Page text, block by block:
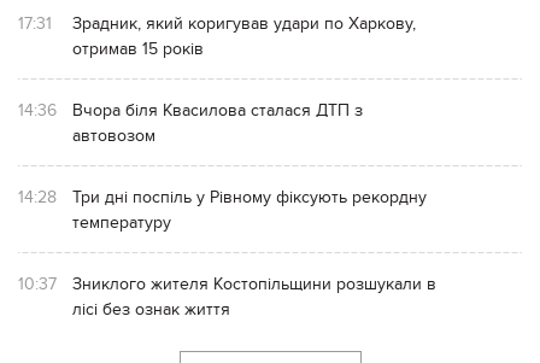
17:31
Зрадник, який коригував удари по Харкову,
отримав 15 років
14:36
Вчора біля Квасилова сталася ДТП з
автовозом
14:28
Три дні поспіль у Рівному фіксують рекордну
температуру
10:37
Зниклого жителя Костопільщини розшукали в
лісі без ознак життя